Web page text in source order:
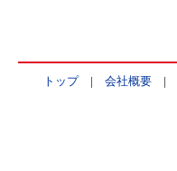
トップ| 会社概要|